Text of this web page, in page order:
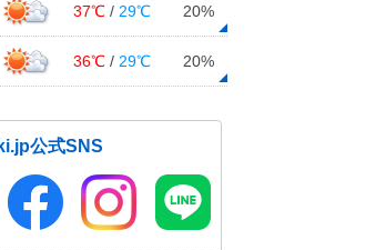
37℃ / 29℃ 20%
36℃ / 29℃ 20%
公式SNS